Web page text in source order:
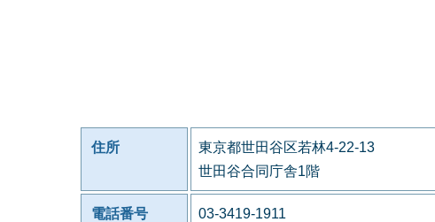
住所
東京都世田谷区若林4-22-13
世田谷合同庁舎1階
電話番号 03-3419-1911